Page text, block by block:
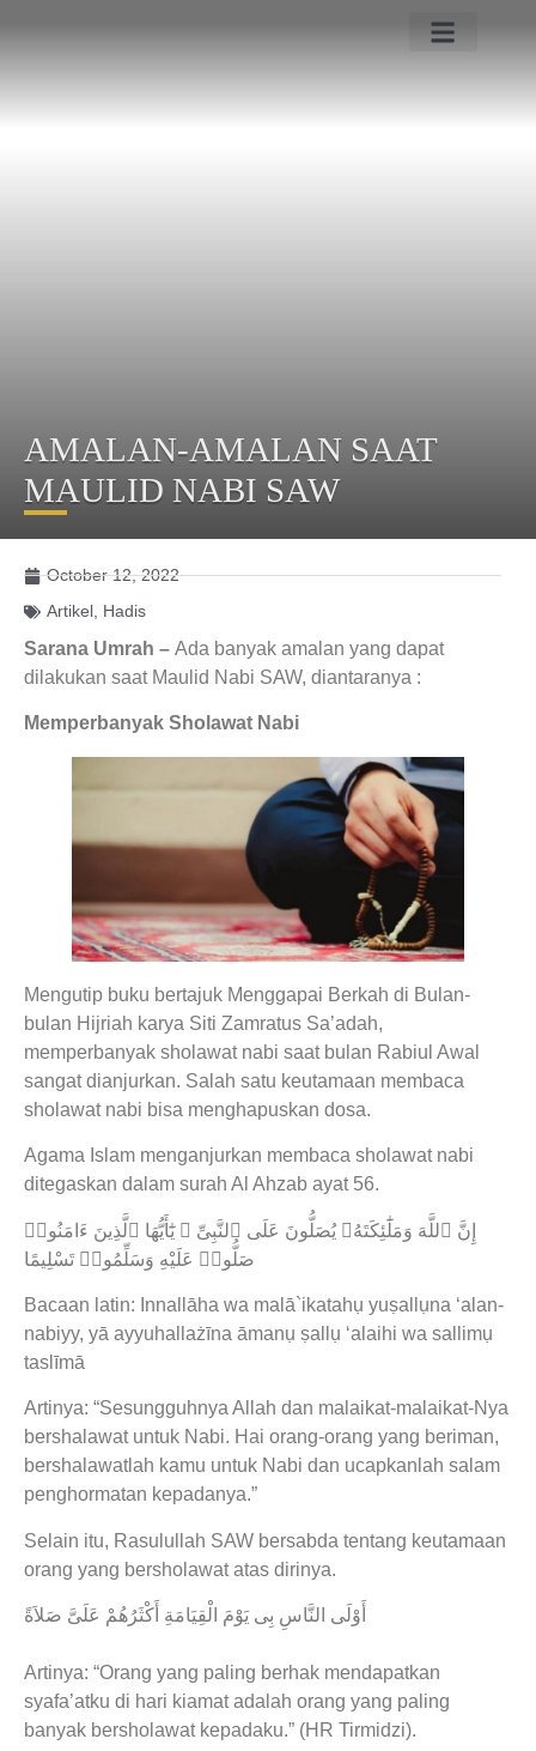
AMALAN-AMALAN SAAT
MAULID NABI SAW
October 12, 2022
Artikel Hadis
Sarana Umrah – Ada banyak amalan yang dapat
dilakukan saat Maulid Nabi SAW, diantaranya :
Memperbanyak Sholawat Nabi
Mengutip buku bertajuk Menggapai Berkah di Bulan-
bulan Hijriah karya Siti Zamratus Sa’adah,
memperbanyak sholawat nabi saat bulan Rabiul Awal
sangat dianjurkan. Salah satu keutamaan membaca
sholawat nabi bisa menghapuskan dosa.
Agama Islam menganjurkan membaca sholawat nabi
ditegaskan dalam surah Al Ahzab ayat 56.
إِنَّ ٱللَّهَ وَمَلَٰٓئِكَتَهُۥ يُصَلُّونَ عَلَى ٱلنَّبِىِّ ۚ يَٰٓأَيُّهَا ٱلَّذِينَ ءَامَنُوا۟
صَلُّوا۟ عَلَيْهِ وَسَلِّمُوا۟ تَسْلِيمًا
Bacaan latin: Innallāha wa malā`ikatahụ yuṣallụna ‘alan-
nabiyy, yā ayyuhallażīna āmanụ ṣallụ ‘alaihi wa sallimụ
taslīmā
Artinya: “Sesungguhnya Allah dan malaikat-malaikat-Nya
bershalawat untuk Nabi. Hai orang-orang yang beriman,
bershalawatlah kamu untuk Nabi dan ucapkanlah salam
penghormatan kepadanya.”
Selain itu, Rasulullah SAW bersabda tentang keutamaan
orang yang bersholawat atas dirinya.
أَوْلَى النَّاسِ بِى يَوْمَ الْقِيَامَةِ أَكْثَرُهُمْ عَلَىَّ صَلاَةً
Artinya: “Orang yang paling berhak mendapatkan
syafa’atku di hari kiamat adalah orang yang paling
banyak bersholawat kepadaku.” (HR Tirmidzi).